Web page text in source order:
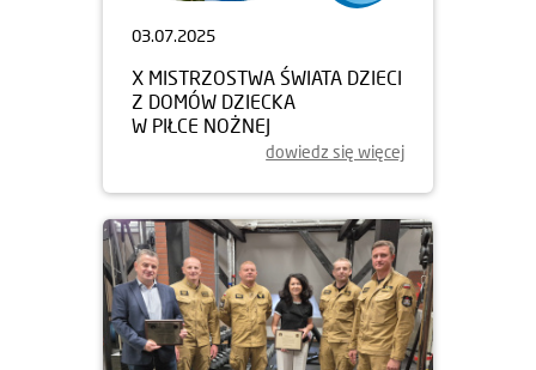
03.07.2025
X MISTRZOSTWA ŚWIATA DZIECI
Z DOMÓW DZIECKA
W PIŁCE NOŻNEJ
dowiedz się więcej